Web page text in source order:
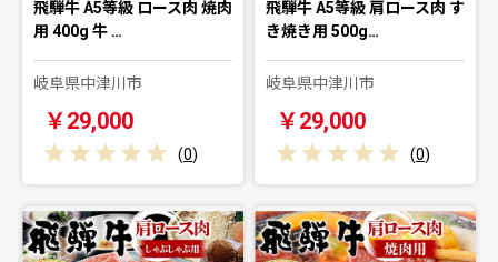
飛騨牛 A5等級 ロース肉 焼肉
用 400g 牛 …
岐阜県中津川市
￥29,000
(0)
飛騨牛 A5等級 肩ロース肉 す
き焼き用 500g…
岐阜県中津川市
￥29,000
(0)